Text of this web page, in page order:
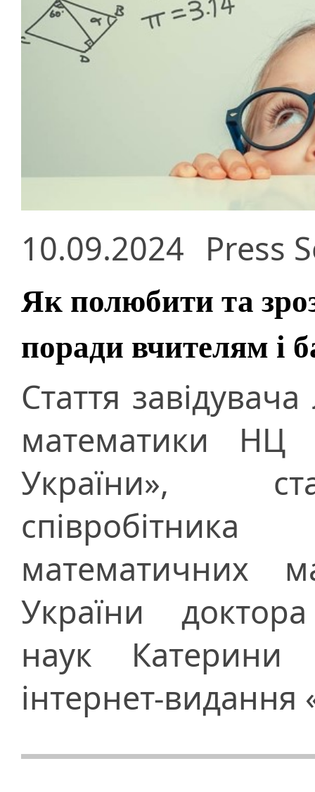
10.09.2024 Press
Як полюбити та
поради вчителям і
Стаття
математики НЦ
України»,
математичних
України
наук Катерини
інтернет-